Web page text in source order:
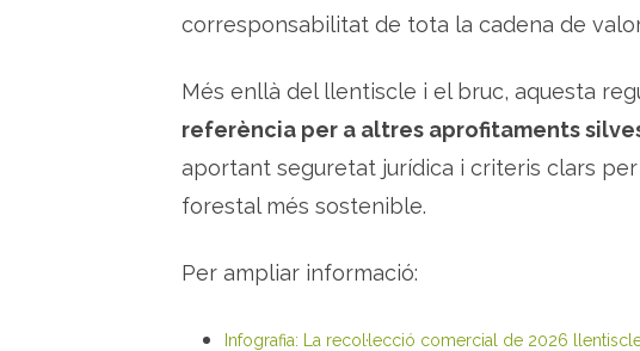
corresponsabilitat de tota la cadena de
Més enllà del llentiscle i el bruc, aquesta
referència per a altres aprofitaments
aportant seguretat jurídica i criteris clars
forestal més sostenible.
Per ampliar informació:
Infografia: La recol·lecció comercial de 2026